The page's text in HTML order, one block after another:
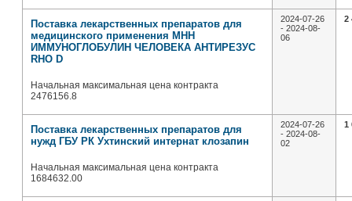
Поставка лекарственных препаратов для
медицинского применения МНН
ИММУНОГЛОБУЛИН ЧЕЛОВЕКА АНТИРЕЗУС
RHO D
Начальная максимальная цена контракта
2476156.8
2024-07-26
- 2024-08-
06
2
Поставка лекарственных препаратов для
нужд ГБУ РК Ухтинский интернат клозапин
Начальная максимальная цена контракта
1684632.00
2024-07-26
- 2024-08-
02
1